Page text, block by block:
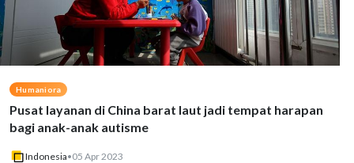
Humaniora
Pusat layanan di China barat laut jadi tempat harapan
bagi anak-anak autisme
Indonesia•05 Apr 2023